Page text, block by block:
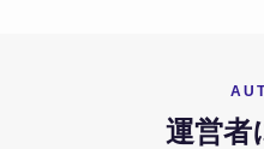
運営者